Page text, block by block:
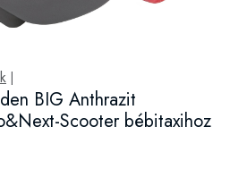
BIG Anthrazit
Scooter bébitaxihoz